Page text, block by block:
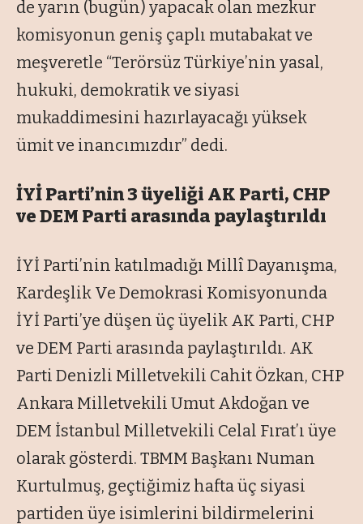
de yarın (bugün) yapacak olan mezkur
komisyonun geniş çaplı mutabakat ve
meşveretle “Terörsüz Türkiye’nin yasal,
hukuki, demokratik ve siyasi
mukaddimesini hazırlayacağı yüksek
ümit ve inancımızdır” dedi.
İYİ Parti’nin 3 üyeliği AK Parti, CHP
ve DEM Parti arasında paylaştırıldı
İYİ Parti’nin katılmadığı Millî Dayanışma,
Kardeşlik Ve Demokrasi Komisyonunda
İYİ Parti’ye düşen üç üyelik AK Parti, CHP
ve DEM Parti arasında paylaştırıldı. AK
Parti Denizli Milletvekili Cahit Özkan, CHP
Ankara Milletvekili Umut Akdoğan ve
DEM İstanbul Milletvekili Celal Fırat’ı üye
olarak gösterdi. TBMM Başkanı Numan
Kurtulmuş, geçtiğimiz hafta üç siyasi
partiden üye isimlerini bildirmelerini